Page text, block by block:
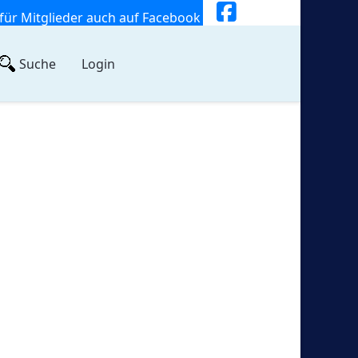
Mitglieder auch auf Facebook
Suche Login